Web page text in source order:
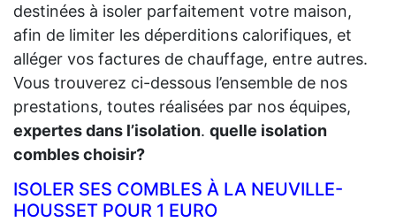
destinées à isoler parfaitement votre maison,
afin de limiter les déperditions calorifiques, et
alléger vos factures de chauffage, entre autres.
Vous trouverez ci-dessous l’ensemble de nos
prestations, toutes réalisées par nos équipes,
expertes dans l’isolation. quelle isolation
combles choisir?
ISOLER SES COMBLES À LA NEUVILLE-
HOUSSET POUR 1 EURO